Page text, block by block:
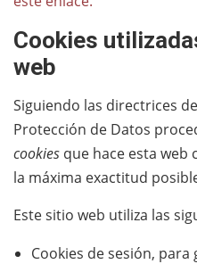
Cookies
web
Siguiendo las directrices
Protección de Datos
cookies que hace esta web
la máxima exactitud
Este sitio web utiliza las
Cookies de sesión,